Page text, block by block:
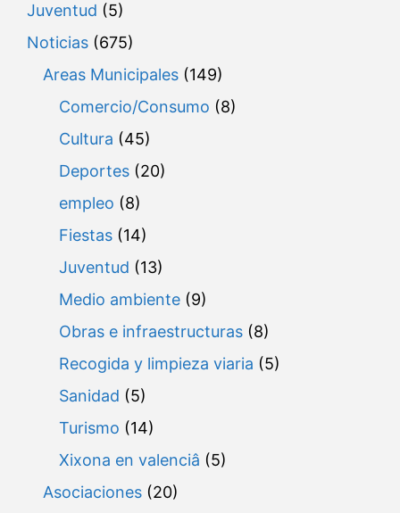
Juventud (5)
Noticias (675)
Areas Municipales (149)
Comercio/Consumo (8)
Cultura (45)
Deportes (20)
empleo (8)
Fiestas (14)
Juventud (13)
Medio ambiente (9)
Obras e infraestructuras (8)
Recogida y limpieza viaria (5)
Sanidad (5)
Turismo (14)
Xixona en valenciâ (5)
Asociaciones (20)